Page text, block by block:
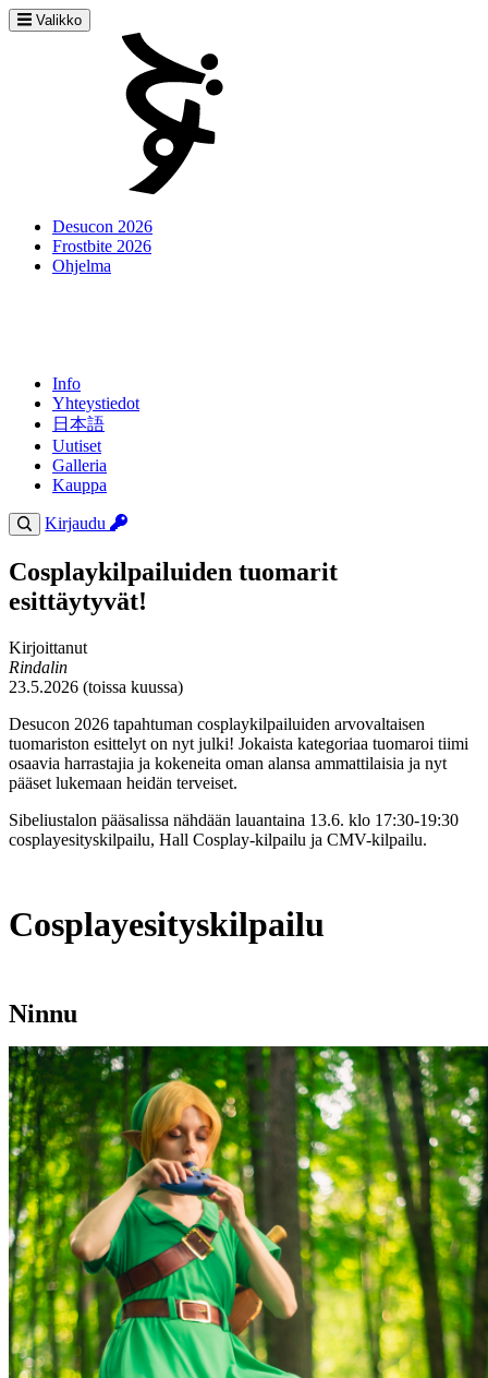
Valikko
Desucon 2026
Frostbite 2026
Ohjelma
Info
Yhteystiedot
日本語
Uutiset
Galleria
Kauppa
Kirjaudu
Cosplaykilpailuiden tuomarit
esittäytyvät!
Kirjoittanut
Rindalin
23.5.2026 (toissa kuussa)
Desucon 2026 tapahtuman cosplaykilpailuiden arvovaltaisen
tuomariston esittelyt on nyt julki! Jokaista kategoriaa tuomaroi tiimi
osaavia harrastajia ja kokeneita oman alansa ammattilaisia ja nyt
pääset lukemaan heidän terveiset.
Sibeliustalon pääsalissa nähdään lauantaina 13.6. klo 17:30-19:30
cosplayesityskilpailu, Hall Cosplay-kilpailu ja CMV-kilpailu.
Cosplayesityskilpailu
Ninnu